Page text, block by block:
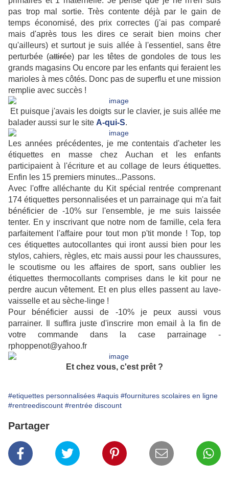
pas trop mal sortie. Très contente déjà par le gain de
temps économisé, des prix correctes (j'ai pas comparé
mais d'après tous les dires ce serait bien moins cher
qu'ailleurs) et surtout je suis allée à l'essentiel, sans être
perturbée (attirée) par les têtes de gondoles de tous les
grands magasins Ou encore par les enfants qui feraient les
marioles à mes côtés. Donc pas de superflu et une mission
remplie avec succès !
Et puisque j'avais les doigts sur le clavier, je suis allée me
balader aussi sur le site A-qui-S.
Les années précédentes, je me contentais d'acheter les
étiquettes en masse chez Auchan et les enfants
participaient à l'écriture et au collage de leurs étiquettes.
Enfin les 15 premiers minutes...Passons.
Avec l'offre alléchante du Kit spécial rentrée comprenant
174 étiquettes personnalisées et un parrainage qui m'a fait
bénéficier de -10% sur l'ensemble, je me suis laissée
tenter. En y inscrivant que notre nom de famille, cela fera
parfaitement l'affaire pour tout mon p'tit monde ! Top, top
ces étiquettes autocollantes qui iront aussi bien pour les
stylos, cahiers, règles, etc mais aussi pour les chaussures,
le scoutisme ou les affaires de sport, sans oublier les
étiquettes thermocollants comprises dans le kit pour ne
perdre aucun vêtement. Et en plus elles passent au lave-
vaisselle et au sèche-linge !
Pour bénéficier aussi de -10% je peux aussi vous
parrainer. Il suffira juste d'inscrire mon email à la fin de
votre commande dans la case parrainage -
rphoppenot@yahoo.fr
Et chez vous, c'est prêt ?
#etiquettes personnalisées #aquis #fournitures scolaires en ligne
#rentreediscount #rentrée discount
Partager